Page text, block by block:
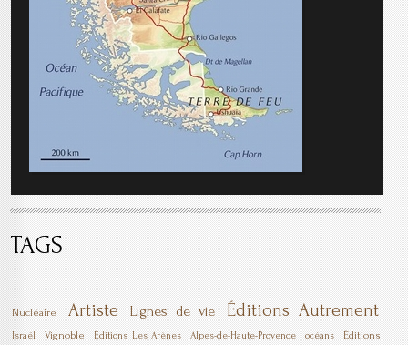
TAGS
Nucléaire Artiste Lignes de vie Éditions Autrement
Israël Vignoble Éditions Les Arènes Alpes-de-Haute-Provence océans
Éditions